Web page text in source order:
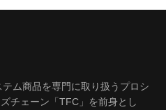
テム商品を専門に取り扱うプロシ
チェーン「TFC」を前身とし